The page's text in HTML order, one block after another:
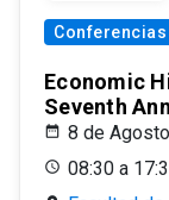
Conferencias
Economic
Seventh
8 de
08:30 a